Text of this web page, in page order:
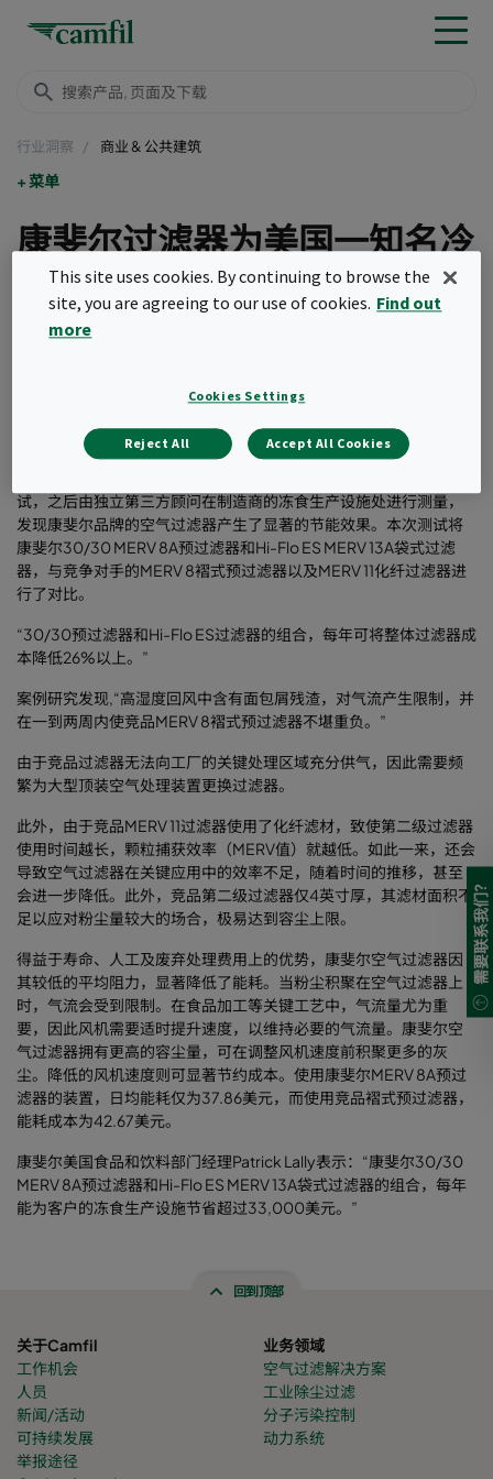
行业洞察 商业 & 公共建筑
菜单
康斐尔过滤器为美国一知名冷
冻食品制造商带来显著节能效
果
器，每年可为美国一知名冷冻食品制造商节省33,000美元。
试，之后由独立第三方顾问在制造商的冻食生产设施处进行测量，
发现康斐尔品牌的空气过滤器产生了显著的节能效果。本次测试将
康斐尔30/30 MERV 8A预过滤器和Hi-Flo ES MERV 13A袋式过滤
器，与竞争对手的MERV 8褶式预过滤器以及MERV 11化纤过滤器进
行了对比。
“30/30预过滤器和Hi-Flo ES过滤器的组合，每年可将整体过滤器成
本降低26%以上。”
案例研究发现,“高湿度回风中含有面包屑残渣，对气流产生限制，并
在一到两周内使竞品MERV 8褶式预过滤器不堪重负。”
由于竞品过滤器无法向工厂的关键处理区域充分供气，因此需要频
繁为大型顶装空气处理装置更换过滤器。
此外，由于竞品MERV 11过滤器使用了化纤滤材，致使第二级过滤器
使用时间越长，颗粒捕获效率（MERV值）就越低。如此一来，还会
导致空气过滤器在关键应用中的效率不足，随着时间的推移，甚至
会进一步降低。此外，竞品第二级过滤器仅4英寸厚，其滤材面积不
足以应对粉尘量较大的场合，极易达到容尘上限。
得益于寿命、人工及废弃处理费用上的优势，康斐尔空气过滤器因
其较低的平均阻力，显著降低了能耗。当粉尘积聚在空气过滤器上
时，气流会受到限制。在食品加工等关键工艺中，气流量尤为重
要，因此风机需要适时提升速度，以维持必要的气流量。康斐尔空
气过滤器拥有更高的容尘量，可在调整风机速度前积聚更多的灰
尘。降低的风机速度则可显著节约成本。使用康斐尔MERV 8A预过
滤器的装置，日均能耗仅为37.86美元，而使用竞品褶式预过滤器，
能耗成本为42.67美元。
康斐尔美国食品和饮料部门经理Patrick Lally表示：“康斐尔30/30
MERV 8A预过滤器和Hi-Flo ES MERV 13A袋式过滤器的组合，每年
能为客户的冻食生产设施节省超过33,000美元。”
回到顶部
关于Camfil
工作机会
人员
新闻/活动
可持续发展
举报途径
业务领域
空气过滤解决方案
工业除尘过滤
分子污染控制
动力系统
需要联系我们?
This site uses cookies. By continuing to browse the
site, you are agreeing to our use of cookies. Find out
more
Cookies Settings
Reject All Accept All Cookies